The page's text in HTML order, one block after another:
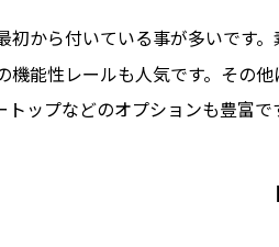
から付いている事が多いです
機能性レールも人気です。その
トップなどのオプションも豊富で